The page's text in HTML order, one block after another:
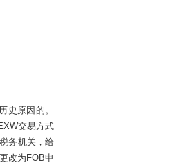
原因的。
交易方式
务机关，给
改为FOB申